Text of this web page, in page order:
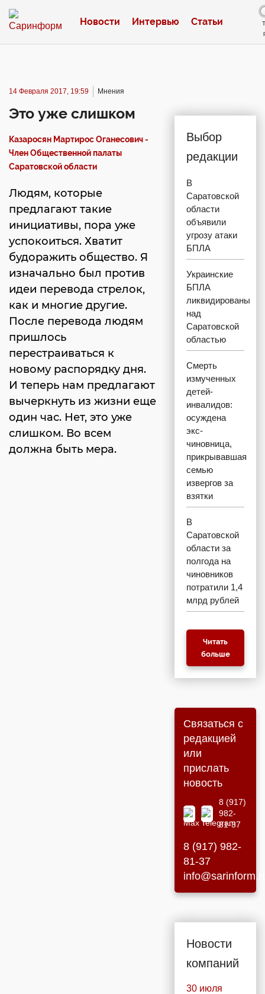
Новости Интервью Статьи
14 Февраля 2017, 19:59 Мнения
Это уже слишком
Казаросян Мартирос Оганесович -
Член Общественной палаты
Саратовской области
Людям, которые
предлагают такие
инициативы, пора уже
успокоиться. Хватит
будоражить общество. Я
изначально был против
идеи перевода стрелок,
как и многие другие.
После перевода людям
пришлось
перестраиваться к
новому распорядку дня.
И теперь нам предлагают
вычеркнуть из жизни еще
один час. Нет, это уже
слишком. Во всем
должна быть мера.
Выбор
редакции
В
Саратовской
области
объявили
угрозу атаки
БПЛА
Украинские
БПЛА
ликвидированы
над
Саратовской
областью
Смерть
измученных
детей-
инвалидов:
осуждена
экс-
чиновница,
прикрывавшая
семью
извергов за
взятки
В
Саратовской
области за
полгода на
чиновников
потратили 1,4
млрд рублей
Читать
больше
Связаться с
редакцией
или
прислать
новость
8 (917)
982-
81-37
8 (917) 982-
81-37
Новости
компаний
30 июля